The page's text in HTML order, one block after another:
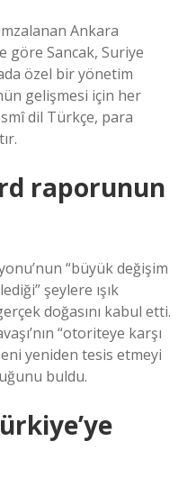
Ankara
göre Sancak, Suriye
özel bir yönetim
gelişmesi için her
dil Türkçe, para
raporunun
“büyük değişim
şeylere ışık
doğasını kabul etti.
“otoriteye karşı
yeniden tesis etmeyi
buldu.